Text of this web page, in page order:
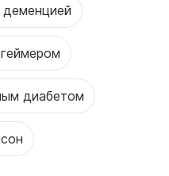
диабетом